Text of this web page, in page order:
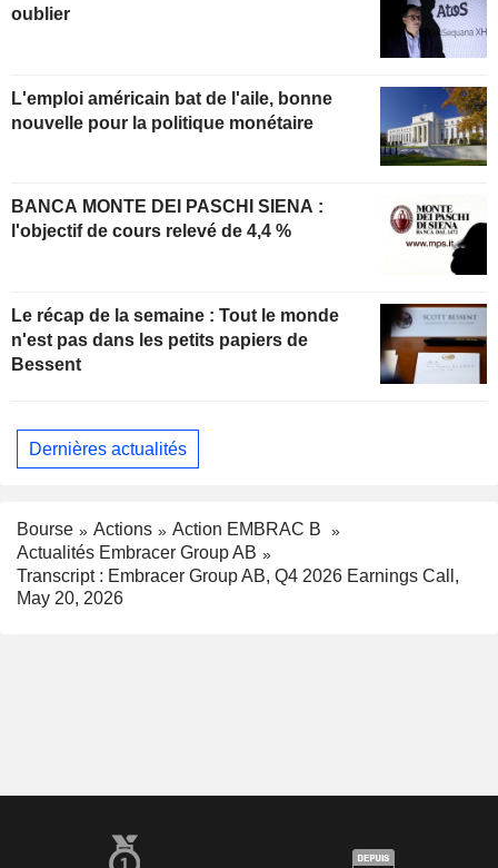
oublier
L'emploi américain bat de l'aile, bonne
nouvelle pour la politique monétaire
BANCA MONTE DEI PASCHI SIENA :
l'objectif de cours relevé de 4,4 %
Le récap de la semaine : Tout le monde
n'est pas dans les petits papiers de
Bessent
Dernières actualités
Bourse Actions
Action EMBRAC B
Actualités Embracer Group AB
Transcript : Embracer Group AB, Q4 2026 Earnings Call,
May 20, 2026